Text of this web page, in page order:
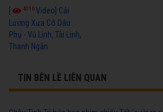
[ 4016Video] Cải
Lương Xưa Cô Dâu
Phụ - Vũ Linh, Tài Linh,
Thanh Ngân
TIN BÊN LỀ LIÊN QUAN